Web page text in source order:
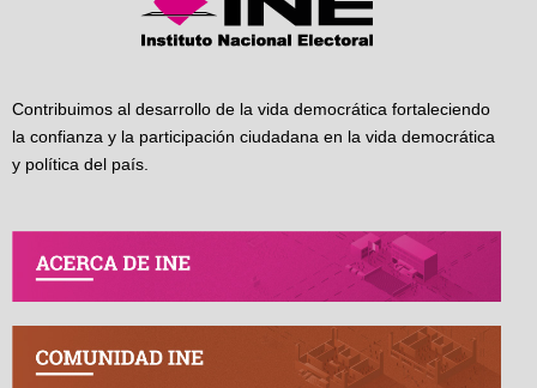
Contribuimos al desarrollo de la vida democrática fortaleciendo
la confianza y la participación ciudadana en la vida democrática
y política del país.